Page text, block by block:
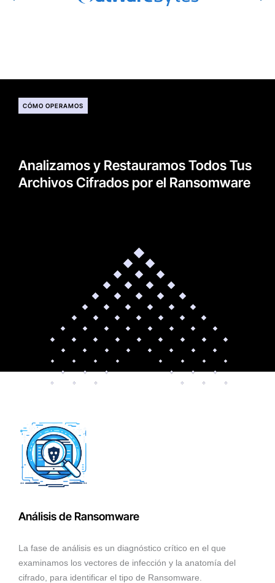
CÓMO OPERAMOS
Analizamos y Restauramos Todos Tus
Archivos Cifrados por el Ransomware
Análisis de Ransomware
La fase de análisis es un diagnóstico crítico en el que
examinamos los vectores de infección y la anatomía del
cifrado, para identificar el tipo de Ransomware.